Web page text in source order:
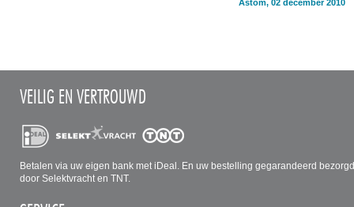
Astom, 02 december 2010
VEILIG EN VERTROUWD
Betalen via uw eigen bank met iDeal. En uw bestelling gegarandeerd
door Selektvracht en TNT.